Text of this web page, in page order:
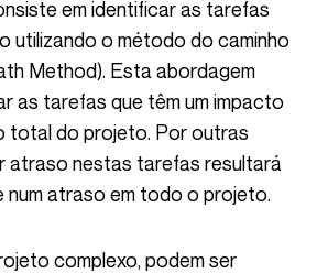
utilizando o método do caminho
Method). Esta abordagem
as tarefas que têm um impacto
total do projeto. Por outras
atraso nestas tarefas resultará
atraso em todo o projeto.